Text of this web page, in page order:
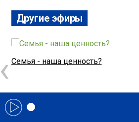
Другие эфиры
Семья - наша ценность?